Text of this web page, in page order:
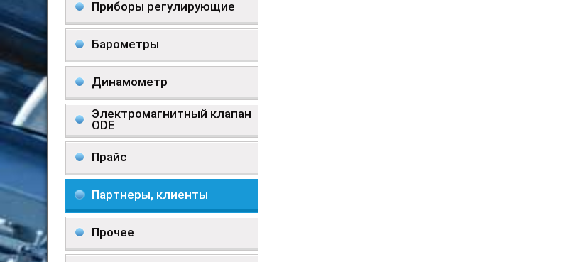
Приборы регулирующие
Барометры
Динамометр
Электромагнитный клапан
ODE
Прайс
Партнеры, клиенты
Прочее